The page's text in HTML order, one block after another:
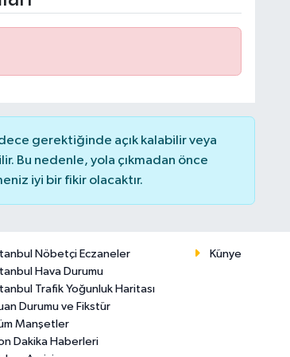
gerektiğinde açık kalabilir veya
Bu nedenle, yola çıkmadan önce
iyi bir fikir olacaktır.
Nöbetçi Eczaneler
Hava Durumu
Trafik Yoğunluk Haritası
Durumu ve Fikstür
Manşetler
Dakika Haberleri
Künye